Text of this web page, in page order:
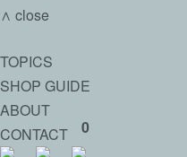
∧ close
TOPICS
SHOP GUIDE
ABOUT
CONTACT
0